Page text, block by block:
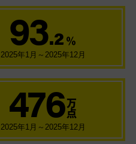
93.2 ％
2025年1月～2025年12月
476 万
点
2025年1月～2025年12月